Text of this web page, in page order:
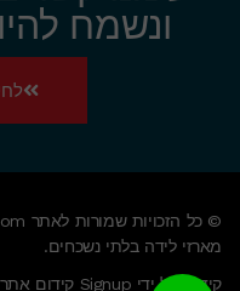
ונשמח
מארזי לידה בלתי נשכחים.
קידום על ידי Signup קידום אתרים